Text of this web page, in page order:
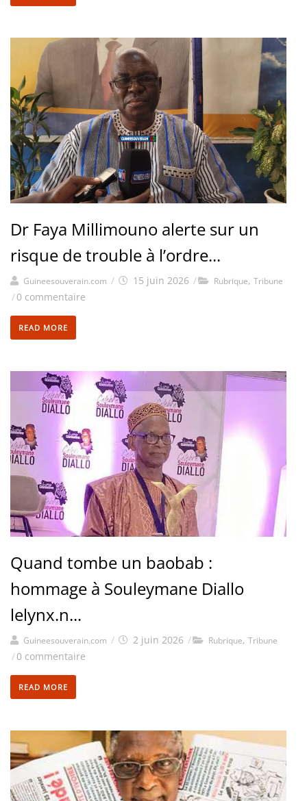
Dr Faya Millimouno alerte sur un
risque de trouble à l’ordre...
Guineesouverain.com / 15 juin 2026 / Rubrique, Tribune
/0 commentaire
READ MORE
Quand tombe un baobab :
hommage à Souleymane Diallo
lelynx.n...
Guineesouverain.com / 2 juin 2026 / Rubrique, Tribune
/0 commentaire
READ MORE